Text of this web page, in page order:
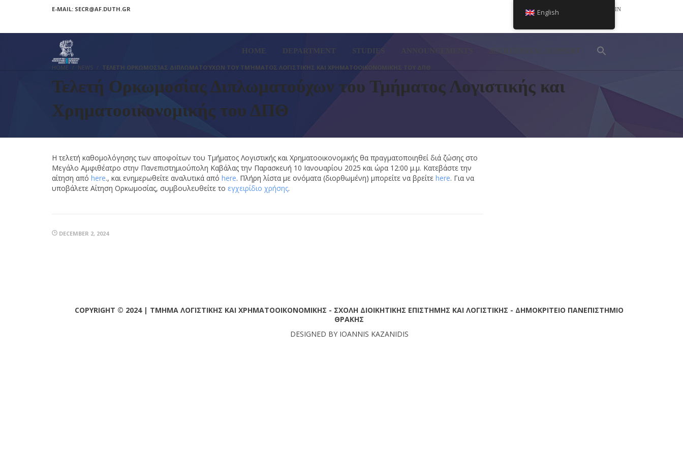
E-MAIL: SECR@AF.DUTH.GR LOGIN
HOME DEPARTMENT STUDIES SECRETARIAL SUPPORT
HOME NEWS ΤΕΛΕΤΉ ΟΡΚΩΜΟΣΊΑΣ ΔΙΠΛΩΜΑΤΟΎΧΩΝ ΤΟΥ ΤΜΉΜΑΤΟΣ ΛΟΓΙΣΤΙΚΉΣ ΚΑΙ ΧΡΗΜΑΤΟΟΙΚΟΝΟΜΙΚΉΣ ΤΟΥ ΔΠΘ
Τελετή Ορκωμοσίας Διπλωματούχων του Τμήματος Λογιστικής και
Χρηματοοικονομικής του ΔΠΘ
Η τελετή καθομολόγησης των αποφοίτων του Τμήματος Λογιστικής και Χρηματοοικονομικής θα πραγματοποιηθεί διά ζώσης στο
Μεγάλο Αμφιθέατρο στην Πανεπιστημιούπολη Καβάλας την Παρασκευή 10 Ιανουαρίου 2025 και ώρα 12:00 μ.μ. Κατεβάστε την
αίτηση από here., και ενημερωθείτε αναλυτικά από here. Πλήρη λίστα με ονόματα (διορθωμένη) μπορείτε να βρείτε here. Για να
υποβάλετε Αίτηση Ορκωμοσίας, συμβουλευθείτε το εγχειρίδιο χρήσης.
DECEMBER 2, 2024
COPYRIGHT © 2024 | ΤΜΗΜΑ ΛΟΓΙΣΤΙΚΗΣ ΚΑΙ ΧΡΗΜΑΤΟΟΙΚΟΝΟΜΙΚΗΣ - ΣΧΟΛΗ ΔΙΟΙΚΗΤΙΚΗΣ ΕΠΙΣΤΗΜΗΣ ΚΑΙ ΛΟΓΙΣΤΙΚΗΣ - ΔΗΜΟΚΡΙΤΕΙΟ ΠΑΝΕΠΙΣΤΗΜΙΟ
ΘΡΑΚΗΣ
DESIGNED BY IOANNIS KAZANIDIS
English